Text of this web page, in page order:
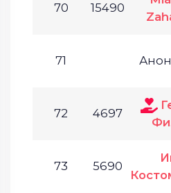
70 15490
71
72 4697
73 5690